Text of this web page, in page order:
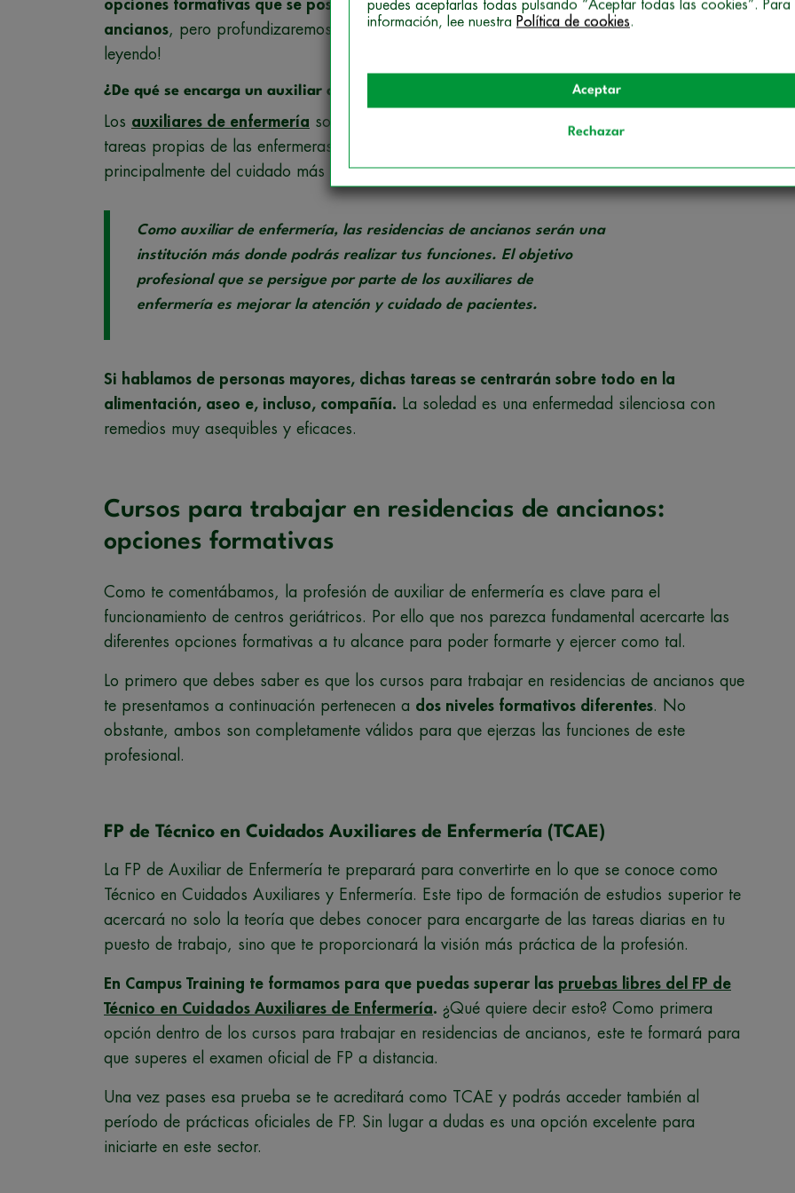
opciones formativas que se postulan como cursos para trabajar en residencias de
ancianos, pero profundizaremos en ellas en el siguiente apartado. ¿Interesado? ¡Quédate
leyendo!
¿De qué se encarga un auxiliar de enfermería?
Los auxiliares de enfermería son profesionales sanitarios que asisten, principalmente, a las
tareas propias de las enfermeras. Son también los profesionales que se encargan
principalmente del cuidado más humano de los pacientes.
Como auxiliar de enfermería, las residencias de ancianos serán una
institución más donde podrás realizar tus funciones. El objetivo
profesional que se persigue por parte de los auxiliares de
enfermería es mejorar la atención y cuidado de pacientes.
Si hablamos de personas mayores, dichas tareas se centrarán sobre todo en la
alimentación, aseo e, incluso, compañía. La soledad es una enfermedad silenciosa con
remedios muy asequibles y eficaces.
Cursos para trabajar en residencias de ancianos:
opciones formativas
Como te comentábamos, la profesión de auxiliar de enfermería es clave para el
funcionamiento de centros geriátricos. Por ello que nos parezca fundamental acercarte las
diferentes opciones formativas a tu alcance para poder formarte y ejercer como tal.
Lo primero que debes saber es que los cursos para trabajar en residencias de ancianos que
te presentamos a continuación pertenecen a dos niveles formativos diferentes. No
obstante, ambos son completamente válidos para que ejerzas las funciones de este
profesional.
FP de Técnico en Cuidados Auxiliares de Enfermería (TCAE)
La FP de Auxiliar de Enfermería te preparará para convertirte en lo que se conoce como
Técnico en Cuidados Auxiliares y Enfermería. Este tipo de formación de estudios superior te
acercará no solo la teoría que debes conocer para encargarte de las tareas diarias en tu
puesto de trabajo, sino que te proporcionará la visión más práctica de la profesión.
En Campus Training te formamos para que puedas superar las pruebas libres del FP de
Técnico en Cuidados Auxiliares de Enfermería. ¿Qué quiere decir esto? Como primera
opción dentro de los cursos para trabajar en residencias de ancianos, este te formará para
que superes el examen oficial de FP a distancia.
Una vez pases esa prueba se te acreditará como TCAE y podrás acceder también al
período de prácticas oficiales de FP. Sin lugar a dudas es una opción excelente para
iniciarte en este sector.
puedes aceptarlas todas pulsando “Aceptar todas las cookies”. Para
información, lee nuestra Política de cookies.
Aceptar
Rechazar